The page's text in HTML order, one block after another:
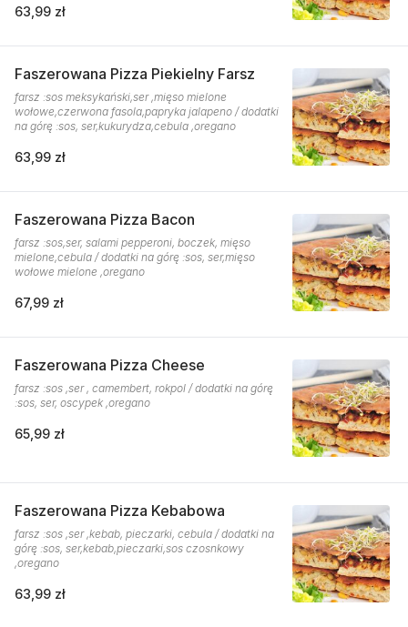
63,99 zł
Faszerowana Pizza Piekielny Farsz
farsz :sos meksykański,ser ,mięso mielone
wołowe,czerwona fasola,papryka jalapeno / dodatki
na górę :sos, ser,kukurydza,cebula ,oregano
63,99 zł
Faszerowana Pizza Bacon
farsz :sos,ser, salami pepperoni, boczek, mięso
mielone,cebula / dodatki na górę :sos, ser,mięso
wołowe mielone ,oregano
67,99 zł
Faszerowana Pizza Cheese
farsz :sos ,ser , camembert, rokpol / dodatki na górę
:sos, ser, oscypek ,oregano
65,99 zł
Faszerowana Pizza Kebabowa
farsz :sos ,ser ,kebab, pieczarki, cebula / dodatki na
górę :sos, ser,kebab,pieczarki,sos czosnkowy
,oregano
63,99 zł